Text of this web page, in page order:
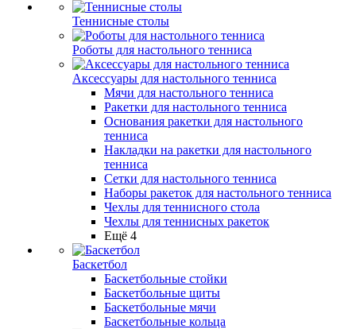
Теннисные столы
Роботы для настольного тенниса
Аксессуары для настольного тенниса
Мячи для настольного тенниса
Ракетки для настольного тенниса
Основания ракетки для настольного
тенниса
Накладки на ракетки для настольного
тенниса
Сетки для настольного тенниса
Наборы ракеток для настольного тенниса
Чехлы для теннисного стола
Чехлы для теннисных ракеток
Ещё 4
Баскетбол
Баскетбольные стойки
Баскетбольные щиты
Баскетбольные мячи
Баскетбольные кольца